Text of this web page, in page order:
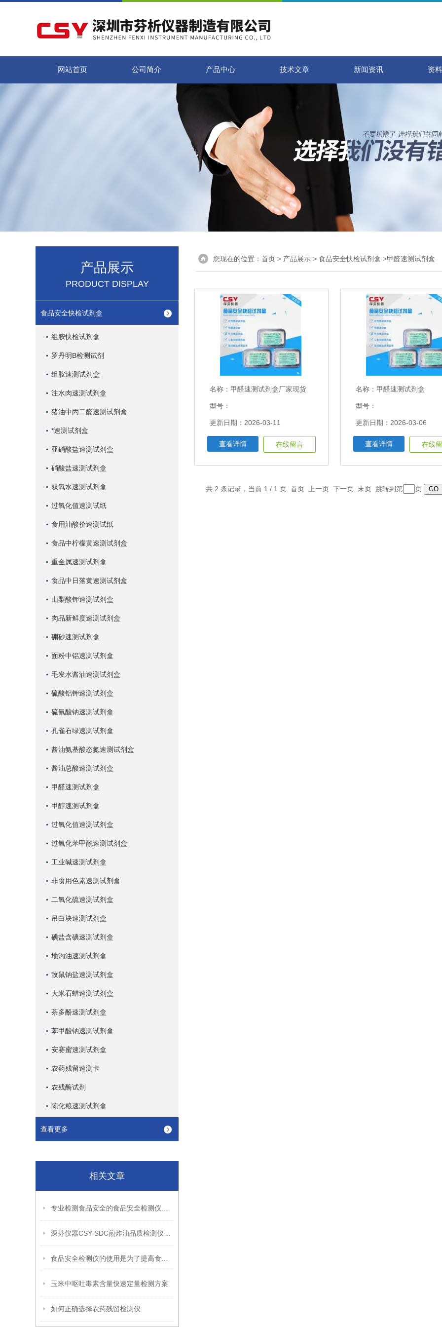
网站首页 公司简介 产品中心 技术文章 新闻资讯 资
产品展示
PRODUCT DISPLAY
食品安全快检试剂盒
组胺快检试剂盒
罗丹明B检测试剂
组胺速测试剂盒
注水肉速测试剂盒
猪油中丙二醛速测试剂盒
*速测试剂盒
亚硝酸盐速测试剂盒
硝酸盐速测试剂盒
双氧水速测试剂盒
过氧化值速测试纸
食用油酸价速测试纸
食品中柠檬黄速测试剂盒
重金属速测试剂盒
食品中日落黄速测试剂盒
山梨酸钾速测试剂盒
肉品新鲜度速测试剂盒
硼砂速测试剂盒
面粉中铝速测试剂盒
毛发水酱油速测试剂盒
硫酸铝钾速测试剂盒
硫氰酸钠速测试剂盒
孔雀石绿速测试剂盒
酱油氨基酸态氮速测试剂盒
酱油总酸速测试剂盒
甲醛速测试剂盒
甲醇速测试剂盒
过氧化值速测试剂盒
过氧化苯甲酰速测试剂盒
工业碱速测试剂盒
非食用色素速测试剂盒
二氧化硫速测试剂盒
吊白块速测试剂盒
碘盐含碘速测试剂盒
地沟油速测试剂盒
敌鼠钠盐速测试剂盒
大米石蜡速测试剂盒
茶多酚速测试剂盒
苯甲酸钠速测试剂盒
安赛蜜速测试剂盒
农药残留速测卡
农残酶试剂
陈化粮速测试剂盒
查看更多
相关文章
玉米中呕吐毒素含量快速定量检测方案
如何正确选择农药残留检测仪
您现在的位置： 首页 > 产品展示 > 食品安全快检试剂盒 >甲醛速测试剂盒
名称： 甲醛速测试剂盒厂家现货
型号：
更新日期：2026-03-11
查看详情 在线留言
名称： 甲醛速测试剂盒
型号：
更新日期：2026-03-06
查看详情 在线
共 2 条记录，当前 1 / 1 页 首页 上一页 下一页 末页 跳转到第 页